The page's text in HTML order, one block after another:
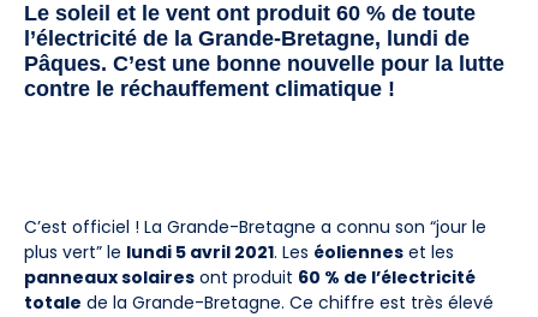
Le soleil et le vent ont produit 60 % de toute
l’électricité de la Grande-Bretagne, lundi de
Pâques. C’est une bonne nouvelle pour la lutte
contre le réchauffement climatique !
C’est officiel ! La Grande-Bretagne a connu son “jour le
plus vert” le lundi 5 avril 2021. Les éoliennes et les
panneaux solaires ont produit 60 % de l’électricité
totale de la Grande-Bretagne. Ce chiffre est très élevé